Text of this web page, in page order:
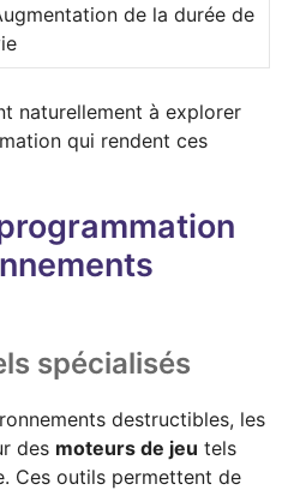
de la durée de
naturellement à explorer
qui rendent ces
spécialisés
destructibles, les
des moteurs de jeu tels
Ces outils permettent de